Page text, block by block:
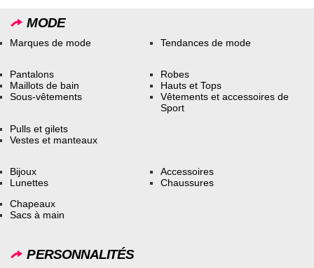
MODE
Marques de mode Tendances de mode
Pantalons
Maillots de bain
Sous-vêtements
Robes
Hauts et Tops
Vêtements et accessoires de
Sport
Pulls et gilets
Vestes et manteaux
Bijoux
Lunettes
Accessoires
Chaussures
Chapeaux
Sacs à main
PERSONNALITÉS